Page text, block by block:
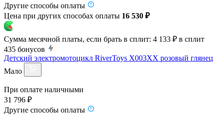
Другие способы оплаты
Цена при других способах оплаты 16 530 ₽
Сумма месячной платы, если брать в сплит: 4 133 ₽ в сплит
435 бонусов
Детский электромотоцикл RiverToys X003XX розовый глянец
Мало
При оплате наличными
31 796 ₽
Другие способы оплаты